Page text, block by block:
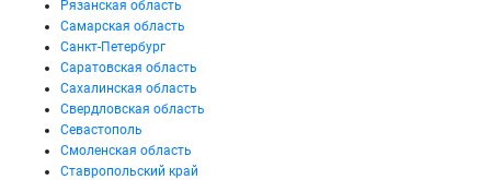
Рязанская область
Самарская область
Санкт-Петербург
Саратовская область
Сахалинская область
Свердловская область
Севастополь
Смоленская область
Ставропольский край